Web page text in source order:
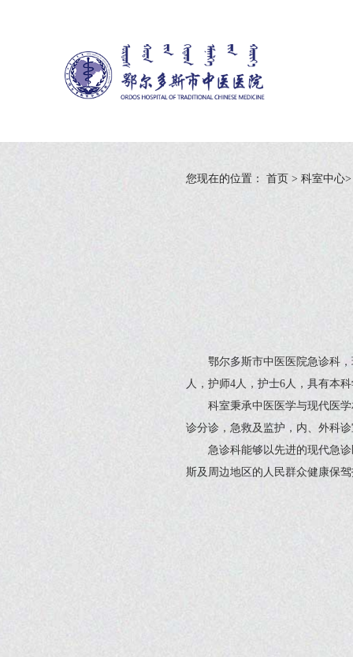
您现在的位置： 首页 > 科室中心>
鄂尔多斯市中医医院急诊科
人，护师4人，护士6人，具有本
科室秉承中医医学与现代医
诊分诊，急救及监护，内、外科
急诊科能够以先进的现代急
斯及周边地区的人民群众健康保